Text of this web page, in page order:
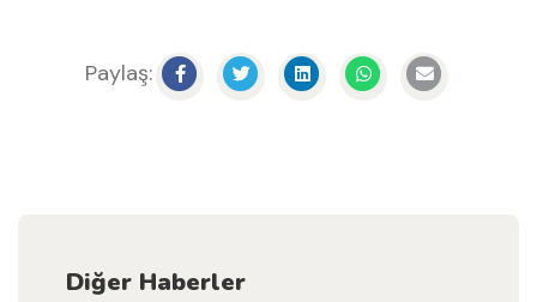
Paylaş:
Diğer Haberler